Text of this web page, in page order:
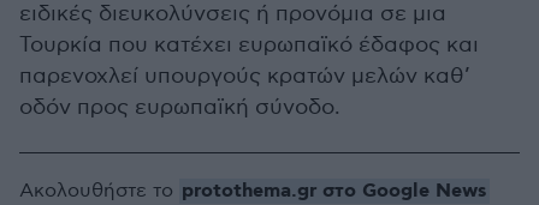
ειδικές διευκολύνσεις ή προνόμια σε μια
Τουρκία που κατέχει ευρωπαϊκό έδαφος και
παρενοχλεί υπουργούς κρατών μελών καθ’
οδόν προς ευρωπαϊκή σύνοδο.
Ακολουθήστε το protothema.gr στο Google News